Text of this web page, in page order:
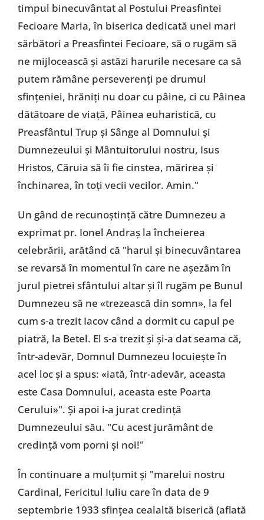
timpul binecuvântat al Postului Preasfintei
Fecioare Maria, în biserica dedicată unei mari
sărbători a Preasfintei Fecioare, să o rugăm să
ne mijlocească și astăzi harurile necesare ca să
putem rămâne perseverenți pe drumul
sfințeniei, hrăniți nu doar cu pâine, ci cu Pâinea
dătătoare de viață, Pâinea euharistică, cu
Preasfântul Trup și Sânge al Domnului și
Dumnezeului și Mântuitorului nostru, Isus
Hristos, Căruia să îi fie cinstea, mărirea și
închinarea, în toți vecii vecilor. Amin."
Un gând de recunoștință către Dumnezeu a
exprimat pr. Ionel Andraș la încheierea
celebrării, arătând că "harul și binecuvântarea
se revarsă în momentul în care ne așezăm în
jurul pietrei sfântului altar și îl rugăm pe Bunul
Dumnezeu să ne «trezească din somn», la fel
cum s-a trezit Iacov când a dormit cu capul pe
piatră, la Betel. El s-a trezit și și-a dat seama că,
într-adevăr, Domnul Dumnezeu locuiește în
acel loc și a spus: «iată, într-adevăr, aceasta
este Casa Domnului, aceasta este Poarta
Cerului»". Și apoi i-a jurat credință
Dumnezeului său. "Cu acest jurământ de
credință vom porni și noi!"
În continuare a mulțumit și "marelui nostru
Cardinal, Fericitul Iuliu care în data de 9
septembrie 1933 sfințea cealaltă biserică (aflată